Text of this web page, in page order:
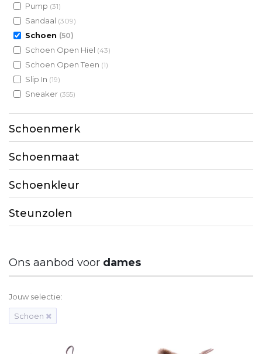
Pump (31)
Sandaal (309)
Schoen (50)
Schoen Open Hiel (43)
Schoen Open Teen (1)
Slip In (19)
Sneaker (355)
Schoenmerk
Schoenmaat
Schoenkleur
Steunzolen
Ons aanbod voor dames
Jouw selectie:
Schoen